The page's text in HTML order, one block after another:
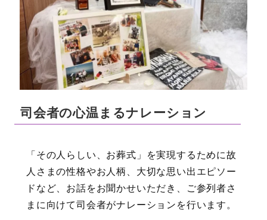
司会者の心温まるナレーション
「その人らしい、お葬式」を実現するために故
人さまの性格やお人柄、大切な思い出エピソー
ドなど、お話をお聞かせいただき、ご参列者さ
まに向けて司会者がナレーションを行います。